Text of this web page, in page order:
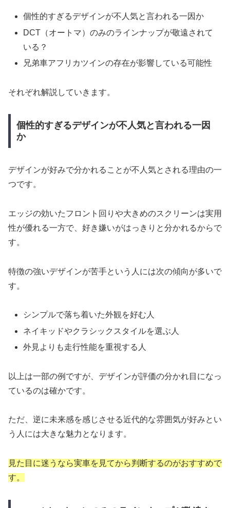
個性的すぎるデザインが不人気と言われる一因か
DCT（オートマ）のみのラインナップが敬遠されて
いる？
兄弟車アフリカツインの存在が影響している可能性
それぞれ解説していきます。
個性的すぎるデザインが不人気と言われる一因
か
デザインが好みで分かれることが不人気とされる理由の一
つです。
エッジの効いたフロント回りや大きめのスクリーンは実用
性が優れる一方で、好き嫌いがはっきりと分かれるからで
す。
特徴の強いデザインが苦手という人には次の傾向が多いで
す。
シンプルで落ち着いた外観を好む人
ネイキッドやクラシックスタイルを選ぶ人
外見よりも走行性能を重視する人
以上は一部の例ですが、デザインが評価の分かれ目になっ
ているのは確かです。
ただ、逆に未来感を感じさせる近代的な雰囲気が好みとい
う人には大きな魅力となります。
見た目に迷うなら実車を見てから判断するのがおすすめで
す。